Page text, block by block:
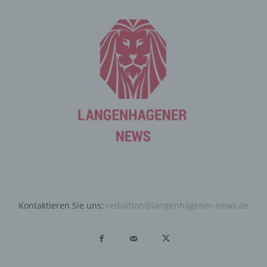
Kontaktieren Sie uns: redaktion@langenhagener-news.de
die für die Registrierung verwendet wird. Die von der
betroffenen Person eingegebenen personenbezogenen
Daten werden ausschließlich für die interne Verwendung
bei dem für die Verarbeitung Verantwortlichen und für
eigene Zwecke erhoben und gespeichert. Der für die
Verarbeitung Verantwortliche kann die Weitergabe an
einen oder mehrere Auftragsverarbeiter, beispielsweise
einen Paketdienstleister, veranlassen, der die
eine interne Verwendung, die dem für die Verarbeitung
vergebene IP-Adresse, das Datum sowie die Uhrzeit der
erfolgt vor dem Hintergrund, dass nur so der Missbrauch